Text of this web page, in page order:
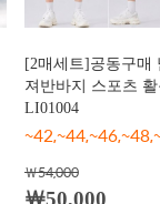
[2매세트]공동구매
져반바지 스포츠
LI01004
￦54,000
￦50,000